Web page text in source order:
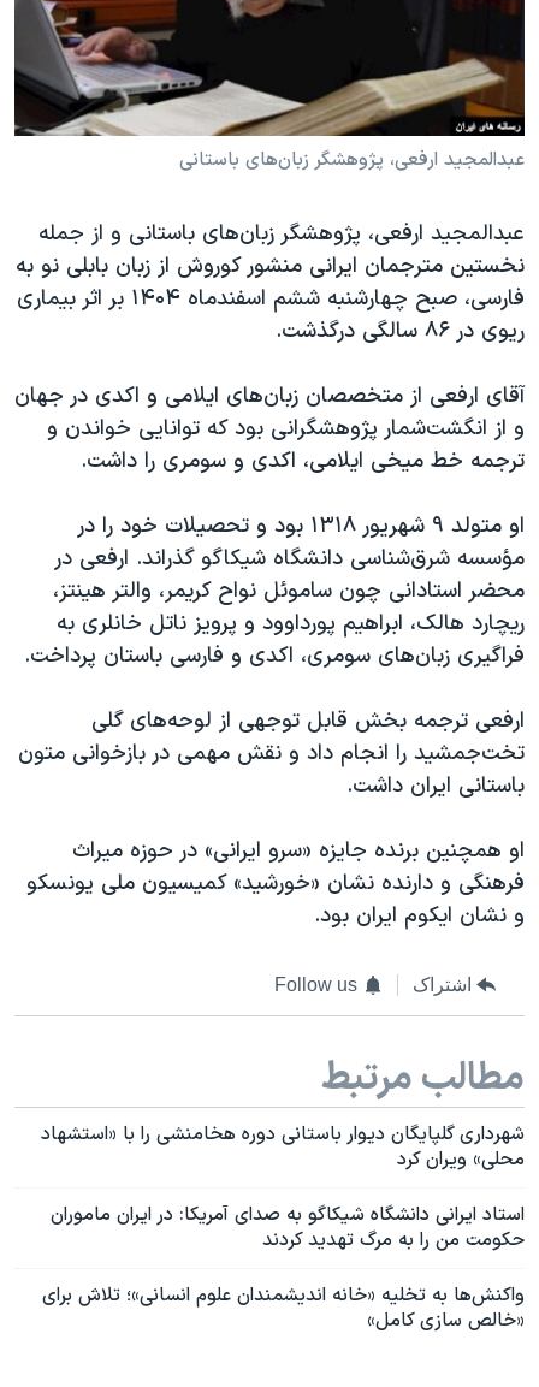
حقوق شهروندی
اقتصادی
علم و فناوری
گالری عکس
آرشیو پخش زنده
انتخابات ریاست جمهوری آمریکا ۲۰۲۴
حمله جمهوری اسلامی به اسرائیل
رمز مهسا
اعتراضات زن، زندگی، آزادی
مجموعه مستندهای دادخواهی
تریبونال مردمی آبان ۹۸
چهل سال گروگان‌گیری
قانون شفافیت دارائی کادر رهبری ایران
اسرائیل در جنگ
نرگس محمدی برنده جایزه نوبل صلح
همایش محافظه‌کاران آمریکا «سی‌پک»
صفحه‌های ویژه
سفر پرزیدنت ترامپ به چین
دنبال کنید
عبدالمجید ارفعی، پژوهشگر زبان‌های باستانی
عبدالمجید ارفعی، پژوهشگر زبان‌های باستانی و از جمله
نخستین مترجمان ایرانی منشور کوروش از زبان بابلی نو به
فارسی، صبح چهارشنبه ششم اسفندماه ۱۴۰۴ بر اثر بیماری
ریوی در ۸۶ سالگی درگذشت.
آقای ارفعی از متخصصان زبان‌های ایلامی و اکدی در جهان
و از انگشت‌شمار پژوهشگرانی بود که توانایی خواندن و
ترجمه خط میخی ایلامی، اکدی و سومری را داشت.
او متولد ۹ شهریور ۱۳۱۸ بود و تحصیلات خود را در
مؤسسه شرق‌شناسی دانشگاه شیکاگو گذراند. ارفعی در
محضر استادانی چون ساموئل نواح کریمر، والتر هینتز،
ریچارد هالک، ابراهیم پورداوود و پرویز ناتل خانلری به
فراگیری زبان‌های سومری، اکدی و فارسی باستان پرداخت.
ارفعی ترجمه بخش قابل توجهی از لوحه‌های گلی
تخت‌جمشید را انجام داد و نقش مهمی در بازخوانی متون
باستانی ایران داشت.
او همچنین برنده جایزه «سرو ایرانی» در حوزه میراث
فرهنگی و دارنده نشان «خورشید» کمیسیون ملی یونسکو
و نشان ایکوم ایران بود.
اشتراک Follow us
مطالب مرتبط
شهرداری گلپایگان دیوار باستانی دوره هخامنشی را با «استشهاد
محلی» ویران کرد
استاد ایرانی دانشگاه شیکاگو به صدای آمریکا: در ایران ماموران
حکومت من را به مرگ تهدید کردند
واکنش‌ها به تخلیه «خانه اندیشمندان علوم انسانی»؛ تلاش برای
«خالص سازی کامل»